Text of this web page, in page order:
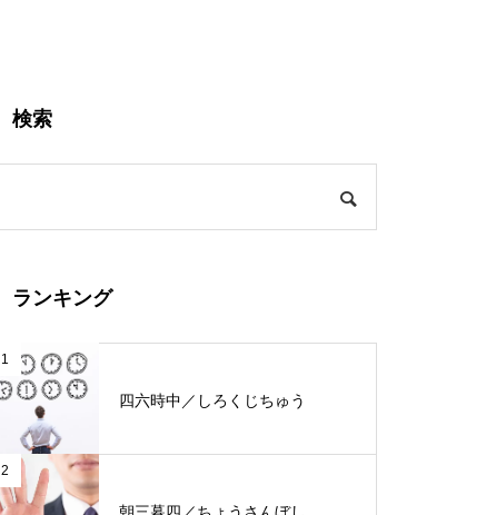
検索
ランキング
1
四六時中／しろくじちゅう
2
朝三暮四／ちょうさんぼし